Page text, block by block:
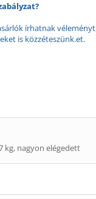
írhatnak
is közzéteszünk.et.
kg, nagyon elégedett